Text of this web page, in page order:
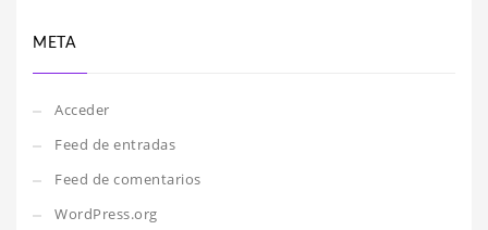
META
Acceder
Feed de entradas
Feed de comentarios
WordPress.org